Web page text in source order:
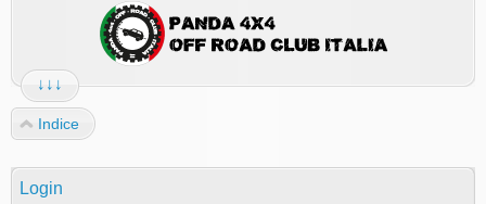
↓↓↓
Indice
Login